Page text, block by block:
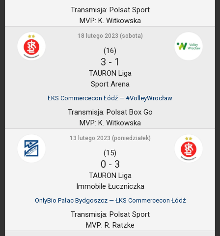
Transmisja: Polsat Sport
MVP: K. Witkowska
18 lutego 2023 (sobota)
(16)
3 - 1
TAURON Liga
Sport Arena
ŁKS Commercecon Łódź — #VolleyWrocław
Transmisja: Polsat Box Go
MVP: K. Witkowska
13 lutego 2023 (poniedziałek)
(15)
0 - 3
TAURON Liga
Immobile Łuczniczka
OnlyBio Pałac Bydgoszcz — ŁKS Commercecon Łódź
Transmisja: Polsat Sport
MVP: R. Ratzke